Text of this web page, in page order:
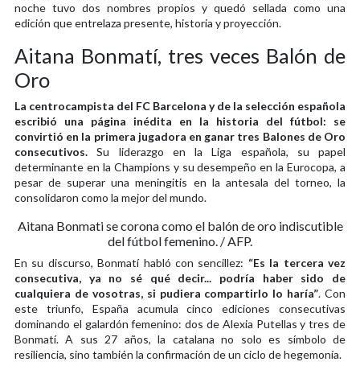
noche tuvo dos nombres propios y quedó sellada como una
edición que entrelaza presente, historia y proyección.
Aitana Bonmatí, tres veces Balón de
Oro
La centrocampista del FC Barcelona y de la selección española
escribió una página inédita en la historia del fútbol: se
convirtió en la primera jugadora en ganar tres Balones de Oro
consecutivos. Su liderazgo en la Liga española, su papel
determinante en la Champions y su desempeño en la Eurocopa, a
pesar de superar una meningitis en la antesala del torneo, la
consolidaron como la mejor del mundo.
Aitana Bonmati se corona como el balón de oro indiscutible
del fútbol femenino. / AFP.
En su discurso, Bonmatí habló con sencillez: “Es la tercera vez
consecutiva, ya no sé qué decir... podría haber sido de
cualquiera de vosotras, si pudiera compartirlo lo haría”. Con
este triunfo, España acumula cinco ediciones consecutivas
dominando el galardón femenino: dos de Alexia Putellas y tres de
Bonmatí. A sus 27 años, la catalana no solo es símbolo de
resiliencia, sino también la confirmación de un ciclo de hegemonía.